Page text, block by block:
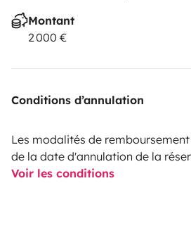
Montant
2 000 €
Conditions d’annulation
Les modalités de
de la date d'annulation de la
Voir les conditions